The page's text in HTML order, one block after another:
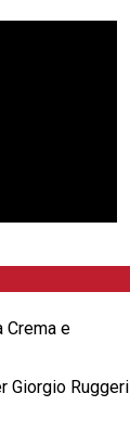
Crema e
Giorgio Ruggeri